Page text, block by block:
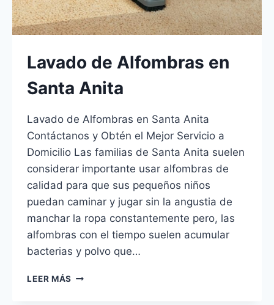
Lavado de Alfombras en
Santa Anita
Lavado de Alfombras en Santa Anita
Contáctanos y Obtén el Mejor Servicio a
Domicilio Las familias de Santa Anita suelen
considerar importante usar alfombras de
calidad para que sus pequeños niños
puedan caminar y jugar sin la angustia de
manchar la ropa constantemente pero, las
alfombras con el tiempo suelen acumular
bacterias y polvo que…
LEER MÁS LAVADO